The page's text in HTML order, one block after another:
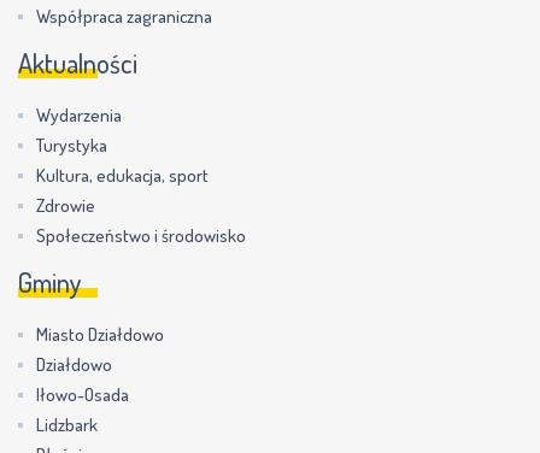
Współpraca zagraniczna
Aktualności
Wydarzenia
Turystyka
Kultura, edukacja, sport
Zdrowie
Społeczeństwo i środowisko
Gminy
Miasto Działdowo
Działdowo
Iłowo-Osada
Lidzbark